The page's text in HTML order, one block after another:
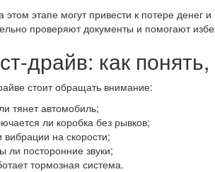
этапе могут привести к потере
проверяют документы и помогают
драйв: как
стоит обращать внимание:
тянет автомобиль;
ли коробка без рывков;
вибрации на скорости;
ли посторонние звуки;
тормозная система.